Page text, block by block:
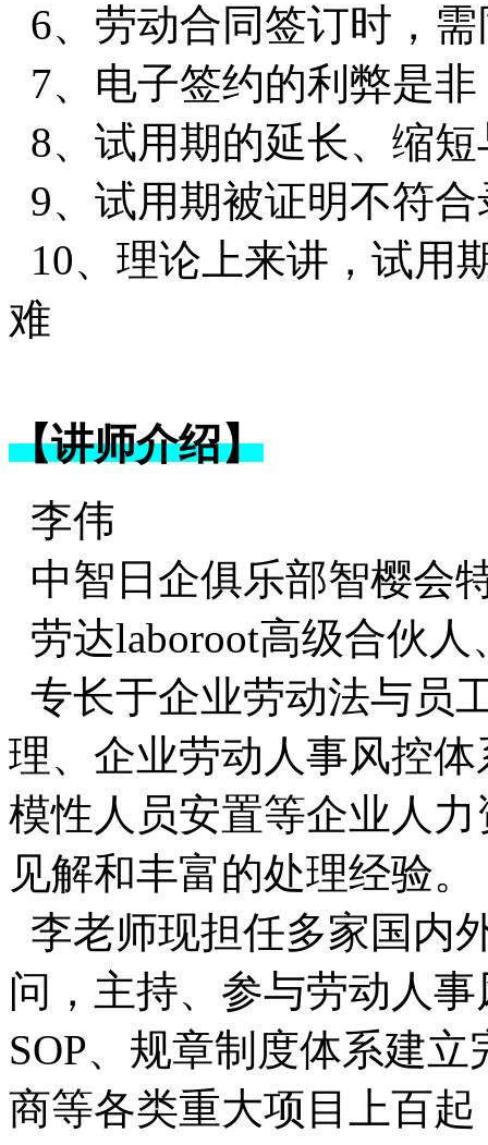
6、劳动合同签订时，
7、电子签约的利弊是非
8、试用期的延长、缩
9、试用期被证明不符
10、理论上来讲，试用
难
【讲师介绍】
李伟
中智日企俱乐部智樱会
劳达laboroot高级合伙
专长于企业劳动法与员
理、企业劳动人事风控
模性人员安置等企业人
见解和丰富的处理经验。
李老师现担任多家国内
问，主持、参与劳动人
SOP、规章制度体系建
商等各类重大项目上百